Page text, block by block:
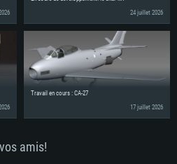
24 juillet 2026
Travail en cours : CA-27
17 juillet 2026
amis!